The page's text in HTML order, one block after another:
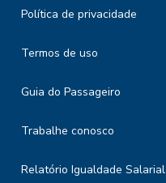
Política de privacidade
Termos de uso
Guia do Passageiro
Trabalhe conosco
Relatório Igualdade Salarial